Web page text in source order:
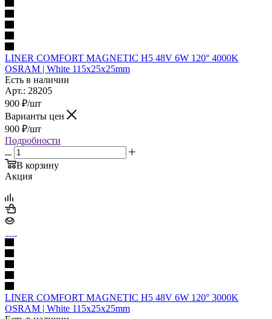
LINER COMFORT MAGNETIC Н5 48V 6W 120° 4000K
OSRAM | White 115х25х25mm
Есть в наличии
Арт.: 28205
900 ₽/шт
Варианты цен
900 ₽/шт
Подробности
В корзину
Акция
LINER COMFORT MAGNETIC Н5 48V 6W 120° 3000K
OSRAM | White 115х25х25mm